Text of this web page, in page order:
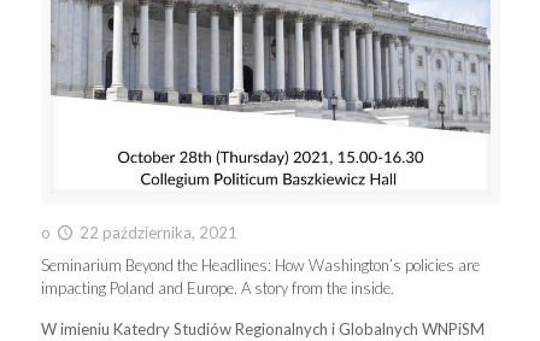
o
22 października, 2021
Seminarium Beyond the Headlines: How Washington’s policies are
impacting Poland and Europe. A story from the inside.
W imieniu Katedry Studiów Regionalnych i Globalnych WNPiSM